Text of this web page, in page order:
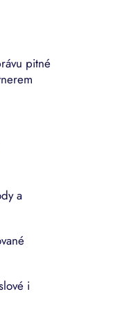
pitné
a
i